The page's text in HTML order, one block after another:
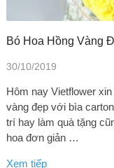
Bó Hoa Hồng Vàng
30/10/2019
Hôm nay Vietflower
vàng đẹp với bìa
trí hay làm quà tặng
hoa đơn giản …
Xem tiếp